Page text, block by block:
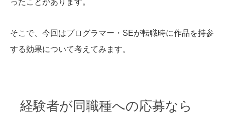
ったことがあります。
そこで、今回はプログラマー・SEが転職時に作品を持参
する効果について考えてみます。
経験者が同職種への応募なら